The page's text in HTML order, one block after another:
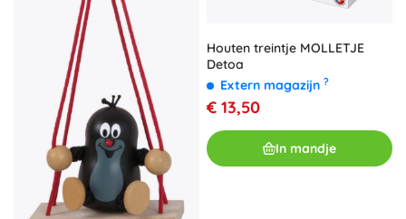
Houten treintje MOLLETJE
Detoa
Extern magazijn ?
€ 13,50
In mandje